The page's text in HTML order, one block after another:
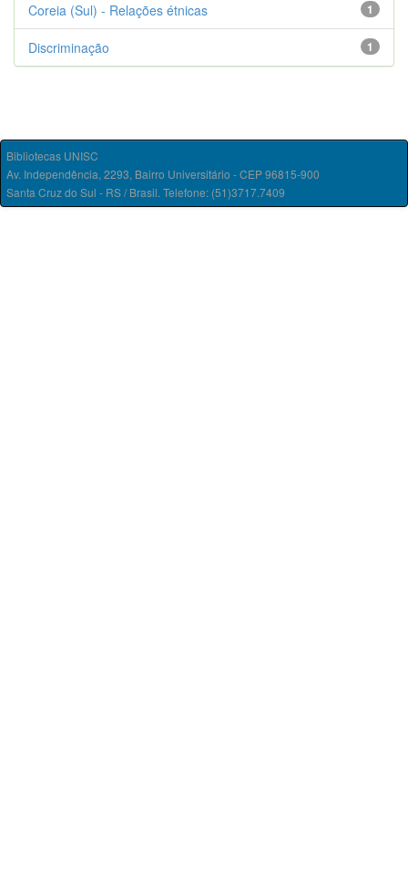
1
Coreia (Sul) - Relações étnicas
1
Discriminação
Bibliotecas UNISC
Av. Independência, 2293, Bairro Universitário - CEP 96815-900
Santa Cruz do Sul - RS / Brasil. Telefone: (51)3717.7409